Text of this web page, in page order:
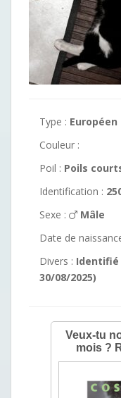
Type : Européen
Couleur :
Poil : Poils
Identification :
Sexe :
Mâle
Date de
Divers : Identifié
30/08/2025)